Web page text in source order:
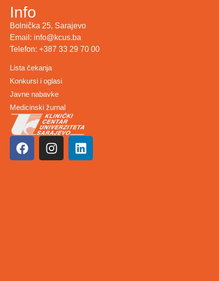
Info
Bolnička 25, Sarajevo
Email: info@kcus.ba
Telefon: +387 33 29 70 00
Lista čekanja
Konkursi i oglasi
Javne nabavke
Medicinski žurnal